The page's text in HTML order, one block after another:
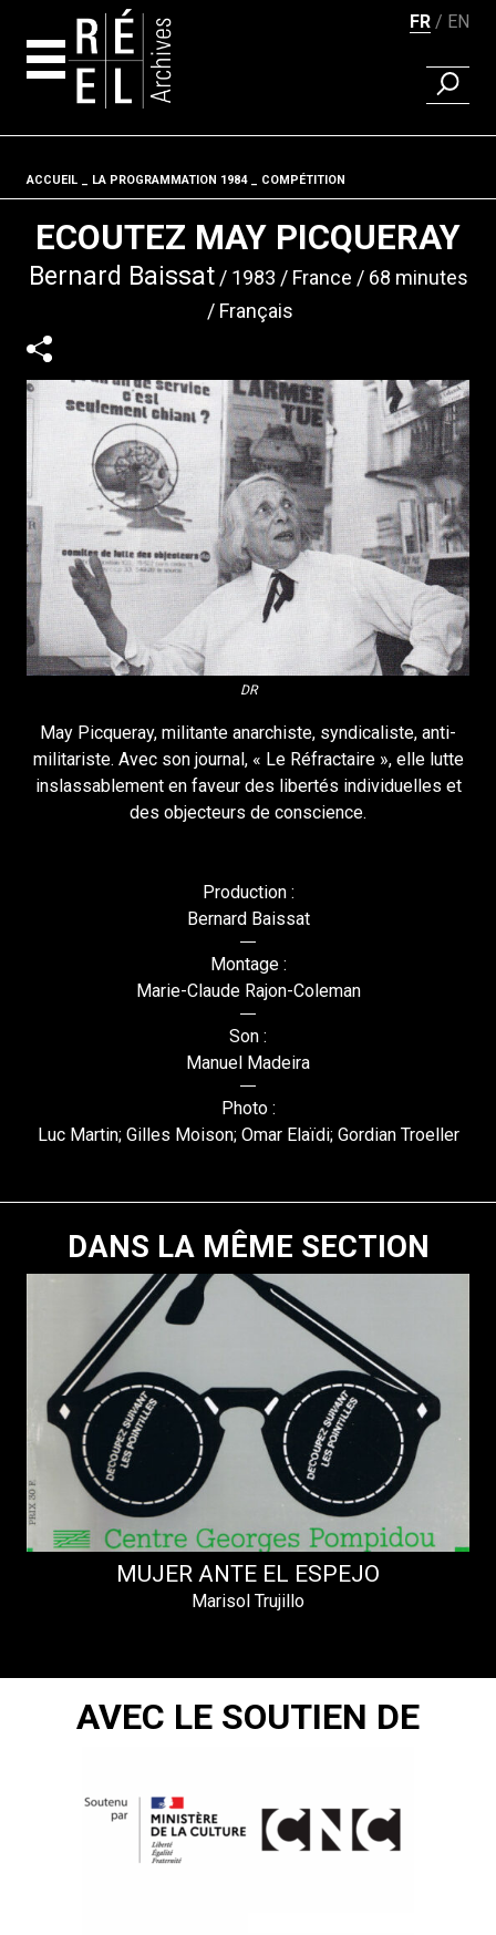
FR EN
Fil d'ariane
ACCUEIL LA PROGRAMMATION 1984 COMPÉTITION
ECOUTEZ MAY PICQUERAY
Bernard Baissat 1983 France
68 minutes
Français
DR
May Picqueray, militante anarchiste, syndicaliste, anti-
militariste. Avec son journal, « Le Réfractaire », elle lutte
inslassablement en faveur des libertés individuelles et
des objecteurs de conscience.
Production :
Bernard Baissat
Montage :
Marie-Claude Rajon-Coleman
Son :
Manuel Madeira
Photo :
Luc Martin; Gilles Moison; Omar Elaïdi; Gordian Troeller
DANS LA MÊME SECTION
MUJER ANTE EL ESPEJO
Marisol Trujillo
AVEC LE SOUTIEN DE